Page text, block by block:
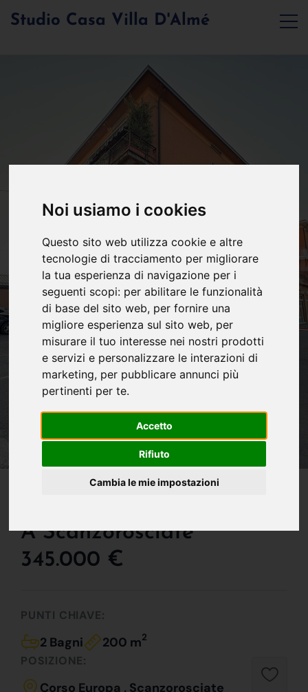
Noi usiamo i cookies
Questo sito web utilizza cookie e altre
tecnologie di tracciamento per migliorare
la tua esperienza di navigazione per i
seguenti scopi: per abilitare le funzionalità
di base del sito web, per fornire una
migliore esperienza sul sito web, per
misurare il tuo interesse nei nostri prodotti
e servizi e personalizzare le interazioni di
marketing, per pubblicare annunci più
pertinenti per te.
Accetto
Rifiuto
Cambia le mie impostazioni
Studio Casa Villa D'Almé
A Scanzorosciate
345.000 €
PUNTI CHIAVE:
2 Bagni 200 m2
POSIZIONE:
Corso Europa , Scanzorosciate